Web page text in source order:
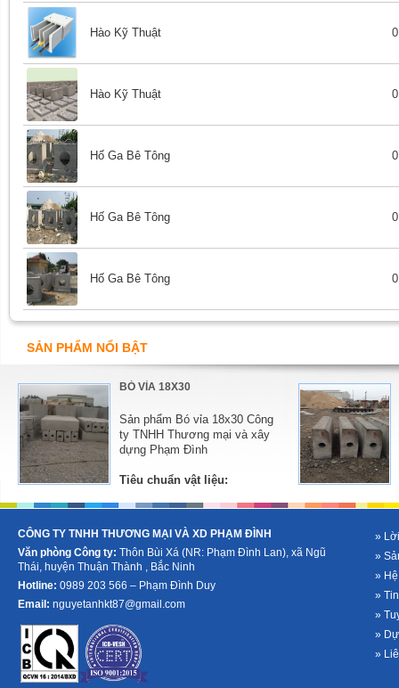
Hào Kỹ Thuật
Hào Kỹ Thuật
Hố Ga Bê Tông
Hố Ga Bê Tông
Hố Ga Bê Tông
SẢN PHẨM NỔI BẬT
BÓ VỈA 18X30
Sản phẩm Bó vỉa 18x30 Công
ty TNHH Thương mại và xây
dựng Phạm Đình
Tiêu chuẩn vật liệu:
-Xi măng PCB-40: được cung cấp bởi các nhà
cung cấp uy tín,...
-Xi măng PCB-
CÔNG TY TNHH THƯƠNG MẠI VÀ XD PHẠM ĐÌNH
Văn phòng Công ty: Thôn Bùi Xá (NR: Phạm Đình Lan), xã Ngũ
Thái, huyện Thuận Thành , Bắc Ninh
Hotline: 0989 203 566 – Phạm Đình Duy
Email: nguyetanhkt87@gmail.com
»
»
»
»
»
»
»